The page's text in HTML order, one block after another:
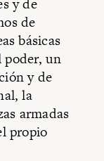
y de
de
básicas
un
y de
la
armadas
propio